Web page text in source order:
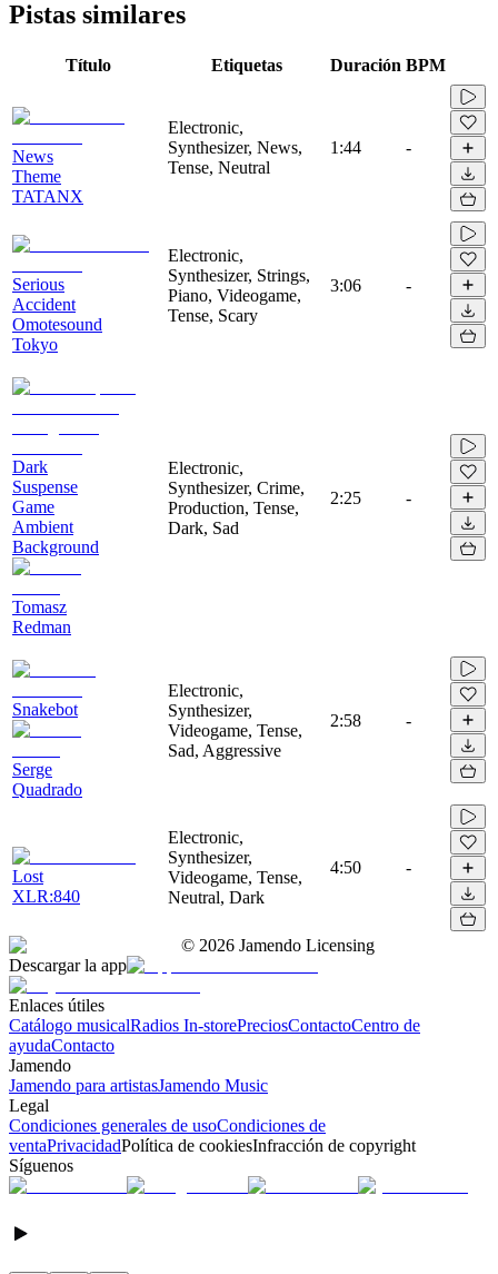
Pistas similares
Título Etiquetas Duración BPM
News
Theme
TATANX
Electronic,
Synthesizer, News,
Tense, Neutral
1:44 -
Serious
Accident
Omotesound
Tokyo
Electronic,
Synthesizer, Strings,
Piano, Videogame,
Tense, Scary
3:06 -
Dark
Suspense
Game
Ambient
Background
Tomasz
Redman
Electronic,
Synthesizer, Crime,
Production, Tense,
Dark, Sad
2:25 -
Snakebot
Serge
Quadrado
Electronic,
Synthesizer,
Videogame, Tense,
Sad, Aggressive
2:58 -
Lost
XLR:840
Electronic,
Synthesizer,
Videogame, Tense,
Neutral, Dark
4:50 -
© 2026 Jamendo Licensing
Descargar la app
Enlaces útiles
Catálogo musicalRadios In-storePreciosContactoCentro de
ayudaContacto
Jamendo
Jamendo para artistasJamendo Music
Legal
Condiciones generales de usoCondiciones de
ventaPrivacidadPolítica de cookiesInfracción de copyright
Síguenos